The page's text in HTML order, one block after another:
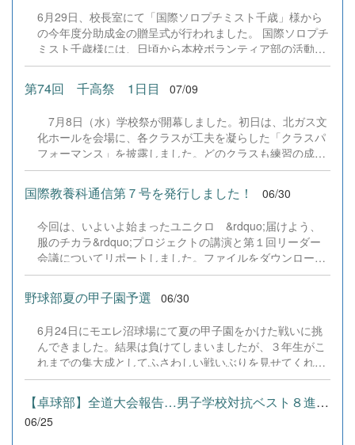
&nbsp; &nbsp; &nbsp;
6月29日、校長室にて「国際ソロプチミスト千歳」様から
の今年度分助成金の贈呈式が行われました。 国際ソロプチ
ミスト千歳様には、日頃から本校ボランティア部の活動を
温かく見守り、多大なるご支援をいただいております。式
では、代表の生徒が緊張しつつも、感謝の言葉とともに助
成金を受け取りました。 地域の皆様の温かいサポートに心
か」を考えながら、部員一丸となって一歩一歩活動を進め
てまいります。 国際ソロプチミスト千歳の皆様、本当にあ
りがとうございました。今後とも本校ボランティア部をよ
ろしくお願いいたします！
第74回 千高祭 1日目 07/09
7月8日（水）学校祭が開幕しました。初日は、北ガス文
化ホールを会場に、各クラスが工夫を凝らした「クラスパ
フォーマンス」を披露しました。どのクラスも練習の成果
を存分に発揮し、会場は大いに盛り上がりました。当日は
多くの保護者の皆様にご来場いただき、生徒たちの熱演に
温かい拍手を送っていただきました。また、学校評議員の
りがとうございました。学校祭はまだ続きます。引き続
き、生徒たちの活躍にご期待ください。 学校祭テーマ ～
テイクオフ～ ７月８日（水）オープニング・クラスパフォ
ーマンス ７月10日（金）企画展・個人発表 ７月11日
（土）一般公開日 9:00～12:30 なお、本校へご来校の
ご利用ください。 &nbsp; &nbsp; &nbsp; &nbsp;
国際教養科通信第７号を発行しました！ 06/30
今回は、いよいよ始まったユニクロ &rdquo;届けよう、
服のチカラ&rdquo;プロジェクトの講演と第１回リーダー
会議についてリポートしました。ファイルをダウンロード
タブからダウンロードできます。生徒のこれからの活躍に
ご期待ください！
野球部夏の甲子園予選 06/30
6月24日にモエレ沼球場にて夏の甲子園をかけた戦いに挑
んできました。結果は負けてしまいましたが、３年生がこ
れまでの集大成としてふさわしい戦いぶりを見せてくれま
した。 新チームは選手１７名、マネジャー３名でのスター
トとなります。先輩方の無念を晴らせるよう、頑張りま
す。
【卓球部】全道大会報告…男子学校対抗ベスト８進出！
06/25